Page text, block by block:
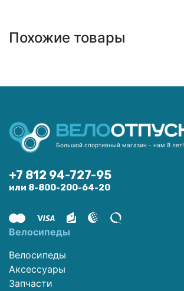
Похожие товары
Большой спортивный магазин - нам 8 лет!
+7 812 94-727-95
или 8-800-200-64-20
Велосипеды
Велосипеды
Аксессуары
Запчасти